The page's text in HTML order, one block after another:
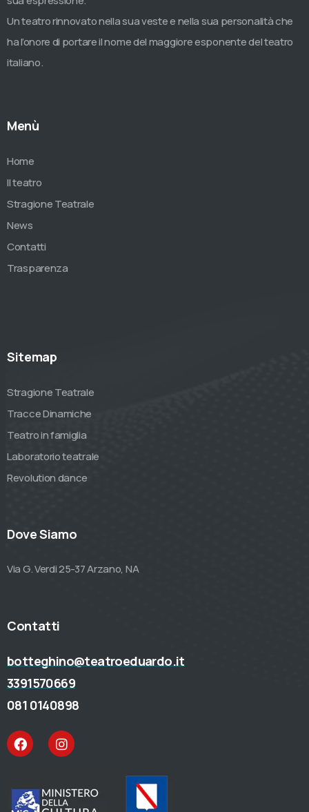
Un teatro rinnovato nella sua veste e nella sua personalità che
ha l’onore di portare il nome del maggiore esponente del teatro
italiano.
Menù
Home
Il teatro
Stragione Teatrale
News
Contatti
Trasparenza
Sitemap
Stragione Teatrale
Tracce Dinamiche
Teatro in famiglia
Laboratorio teatrale
Revolution dance
Dove Siamo
Via G. Verdi 25-37 Arzano, NA
Contatti
botteghino@teatroeduardo.it
3391570669
081 0140898